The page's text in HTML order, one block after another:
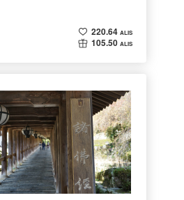
220.64 ALIS
105.50 ALIS